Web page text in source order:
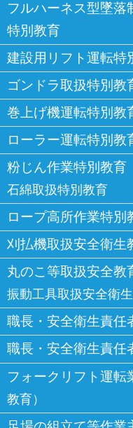
フルハーネス型墜落
特別教育
建設用リフト運転特
ゴンドラ取扱特別教
巻上げ機運転特別教
ローラー運転特別教
粉じん作業特別教育
石綿取扱特別教育
ロープ高所作業特別
刈払機取扱安全衛生
丸のこ等取扱安全教
振動工具取扱安全衛
職長・安全衛生責任
職長・安全衛生責任
フォークリフト運転
教育）